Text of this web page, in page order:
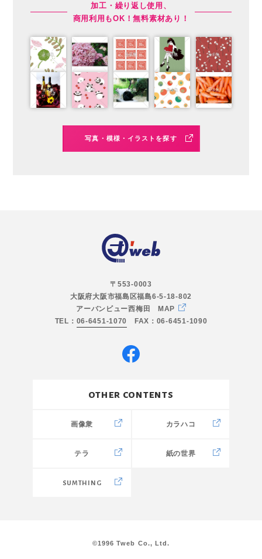
加工・繰り返し使用、
商用利用もOK！無料素材あり！
写真・模様・イラストを探す
〒553-0003
大阪府大阪市福島区福島6-5-18-802
アーバンビュー西梅田
MAP
TEL： 06-6451-1070 FAX：06-6451-1090
other contents
画像衆 カラハコ
テラ 紙の世界
SUMTHING
©1996 Tweb Co., Ltd.